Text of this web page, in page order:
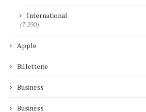
International
(7 290)
Apple
Billetterie
Business
Business